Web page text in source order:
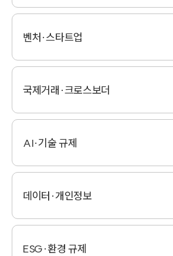
주식교환/주식이전
상장기업자문
기업지배구조
주주간분쟁
주주행동주의
계약서검토
공공계약
기업거래정책
기업법률자문
기업인수
법인파산(기업파산)
정부조달
벤처·스타트업
스타트업법인설립
스톡옵션
국제거래·크로스보더
국제계약
글로벌R&D
범죄인인도청구
외국인법인설립
외국인투자
AI·기술 규제
AI규제
AI기본법
AI윤리
데이터·개인정보
e-디스커버리
ESG·환경 규제